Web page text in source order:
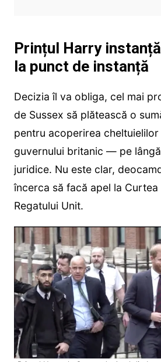
Prințul Harry
la punct de instanță
Decizia îl va obliga, cel mai
de Sussex să plătească o
pentru acoperirea cheltuielilor
guvernului britanic — pe
juridice. Nu este clar,
încerca să facă apel la Curtea
Regatului Unit.